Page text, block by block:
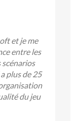
et je me
entre les
scénarios
plus de 25
du jeu